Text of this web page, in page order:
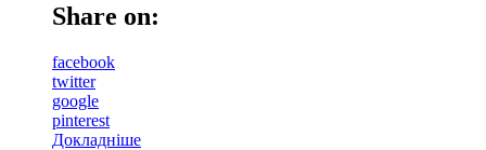
Share on:
facebook
twitter
google
pinterest
Докладніше